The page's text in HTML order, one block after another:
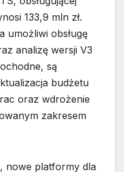
133,9 mln zł.
umożliwi obsługę
analizę wersji V3
są
budżetu
oraz wdrożenie
zakresem
nowe platformy dla